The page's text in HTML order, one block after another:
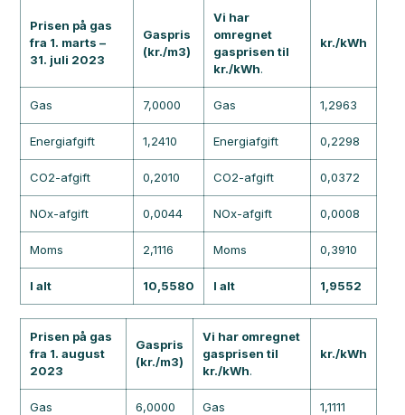
Prisen på gas
fra 1. marts –
31. juli 2023
Gaspris
(kr./m3)
Vi har
omregnet
gasprisen til
kr./kWh.
kr./kWh
Gas 7,0000 Gas 1,2963
Energiafgift 1,2410 Energiafgift 0,2298
CO2-afgift 0,2010 CO2-afgift 0,0372
NOx-afgift 0,0044 NOx-afgift 0,0008
Moms 2,1116 Moms 0,3910
I alt 10,5580 I alt 1,9552
Prisen på gas
fra 1. august
2023
Gaspris
(kr./m3)
Vi har omregnet
gasprisen til
kr./kWh.
kr./kWh
Gas 6,0000 Gas 1,1111